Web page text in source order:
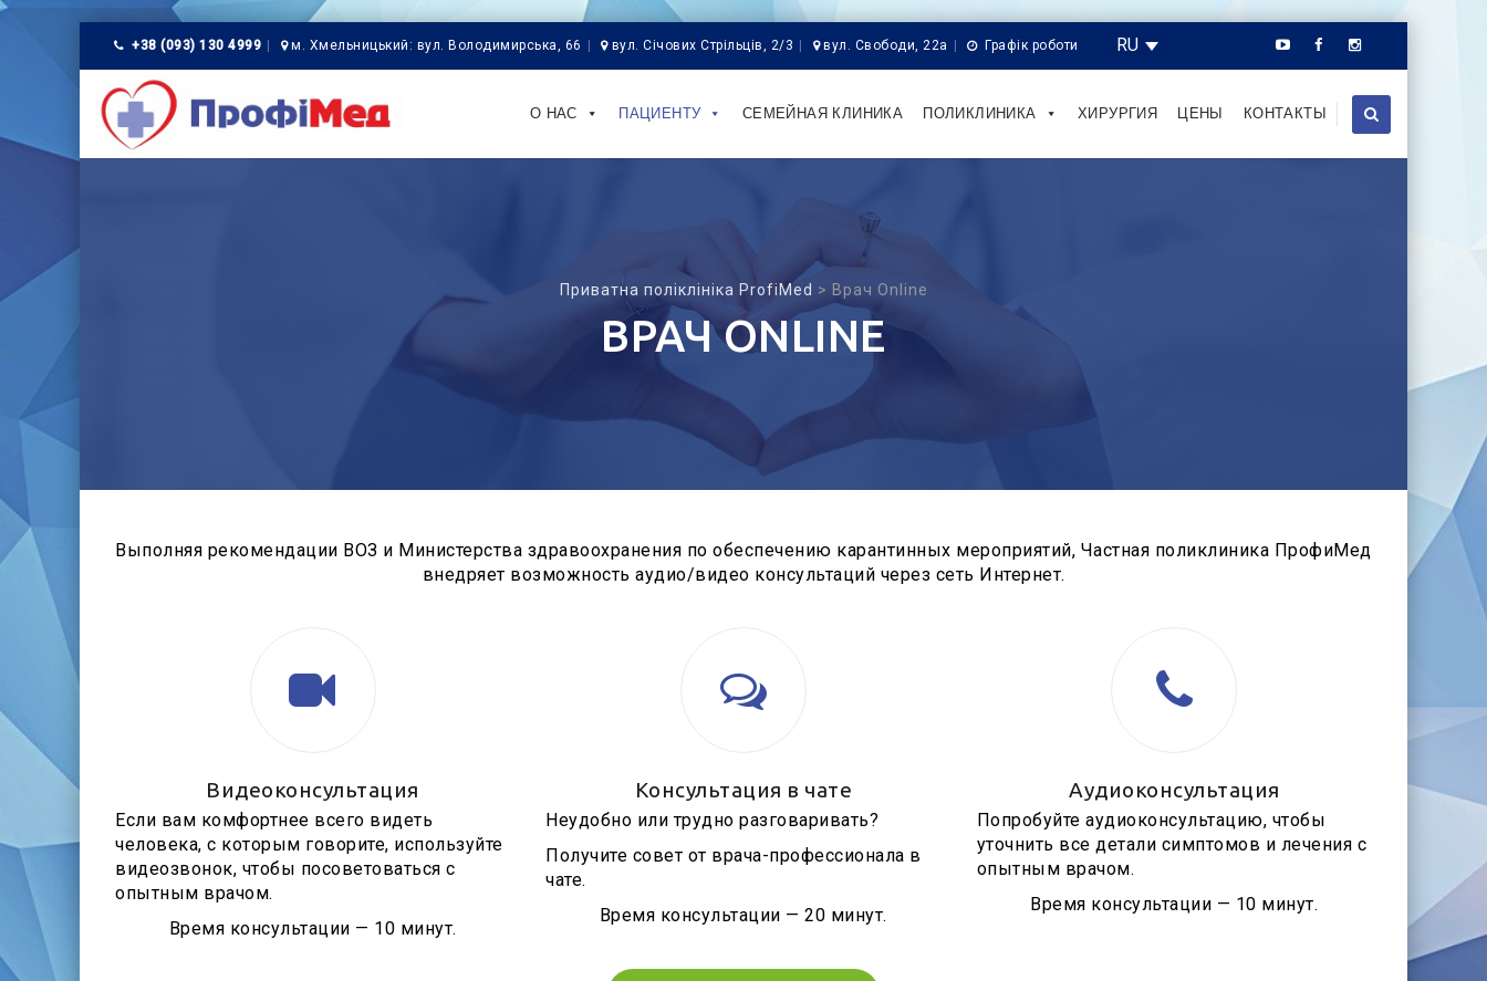
+38 (093) 130 4999 м. Хмельницький: вул. Володимирська, 66 вул. Січових Стрільців, 2/3 вул. Свободи, 22а Графік роботи
RU
to
О НАС ПАЦИЕНТУ СЕМЕЙНАЯ КЛИНИКА ПОЛИКЛИНИКА ХИРУРГИЯ ЦЕНЫ КОНТАКТЫ
Приватна поліклініка ProfiMed > Врач Online
ВРАЧ ONLINE
Выполняя рекомендации ВОЗ и Министерства здравоохранения по обеспечению карантинных мероприятий, Частная поликлиника ПрофиМед
внедряет возможность аудио/видео консультаций через сеть Интернет.
Видеоконсультация
Если вам комфортнее всего видеть
человека, с которым говорите, используйте
видеозвонок, чтобы посоветоваться с
опытным врачом.
Время консультации — 10 минут.
Консультация в чате
Неудобно или трудно разговаривать?
Получите совет от врача-профессионала в
чате.
Время консультации — 20 минут.
Аудиоконсультация
Попробуйте аудиоконсультацию, чтобы
уточнить все детали симптомов и лечения с
опытным врачом.
Время консультации — 10 минут.